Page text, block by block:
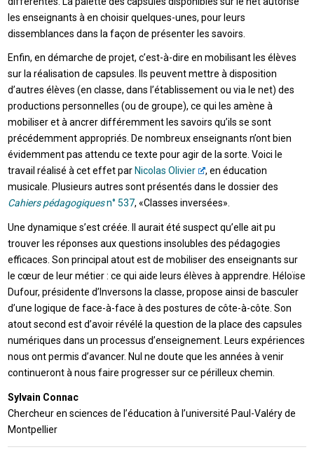
les enseignants à en choisir quelques-unes, pour leurs
dissemblances dans la façon de présenter les savoirs.
Enfin, en démarche de projet, c’est-à-dire en mobilisant les élèves
sur la réalisation de capsules. Ils peuvent mettre à disposition
d’autres élèves (en classe, dans l’établissement ou via le net) des
productions personnelles (ou de groupe), ce qui les amène à
mobiliser et à ancrer différemment les savoirs qu’ils se sont
précédemment appropriés. De nombreux enseignants n’ont bien
évidemment pas attendu ce texte pour agir de la sorte. Voici le
travail réalisé à cet effet par Nicolas Olivier
, en éducation
musicale. Plusieurs autres sont présentés dans le dossier des
Cahiers pédagogiquesn° 537, «Classes inversées».
Une dynamique s’est créée. Il aurait été suspect qu’elle ait pu
trouver les réponses aux questions insolubles des pédagogies
efficaces. Son principal atout est de mobiliser des enseignants sur
le cœur de leur métier : ce qui aide leurs élèves à apprendre. Héloïse
Dufour, présidente d’Inversons la classe, propose ainsi de basculer
d’une logique de face-à-face à des postures de côte-à-côte. Son
atout second est d’avoir révélé la question de la place des capsules
numériques dans un processus d’enseignement. Leurs expériences
nous ont permis d’avancer. Nul ne doute que les années à venir
continueront à nous faire progresser sur ce périlleux chemin.
Sylvain Connac
Chercheur en sciences de l’éducation à l’université Paul-Valéry de
Montpellier